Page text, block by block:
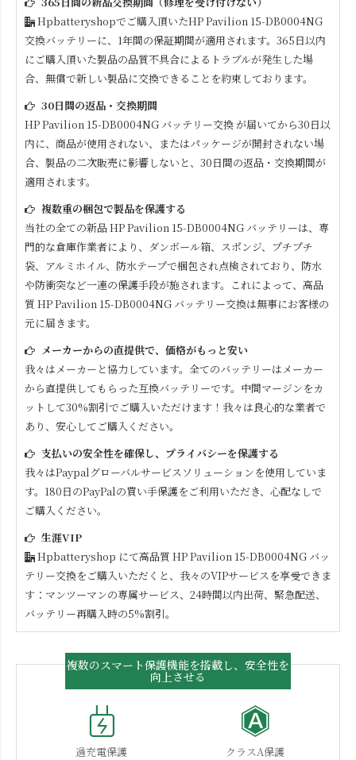
Hpbatteryshopでご購入頂いたHP Pavilion 15-DB0004NG
交換バッテリーに、1年間の保証期間が適用されます。365日以内
にご購入頂いた製品の品質不具合によるトラブルが発生した場
合、無償で新しい製品に交換できることを約束しております。
30日間の返品・交換期間
HP Pavilion 15-DB0004NG バッテリー交換 が届いてから30日以
内に、商品が使用されない、またはパッケージが開封されない場
合、製品の二次販売に影響しないと、30日間の返品・交換期間が
適用されます。
複数重の梱包で製品を保護する
当社の全ての新品HP Pavilion 15-DB0004NG バッテリーは、専
門的な倉庫作業者により、ダンボール箱、スポンジ、プチプチ
袋、アルミホイル、防水テープで梱包され点検されており、防水
や防衝突など一連の保護手段が施されます。これによって、高品
質 HP Pavilion 15-DB0004NG バッテリー交換は無事にお客様の
元に届きます。
メーカーからの直提供で、価格がもっと安い
我々はメーカーと協力しています。全てのバッテリーはメーカー
から直提供してもらった互換バッテリーです。中間マージンをカ
ットして30%割引でご購入いただけます！我々は良心的な業者で
あり、安心してご購入ください。
支払いの安全性を確保し、プライバシーを保護する
我々はPaypalグローバルサービスソリューションを使用していま
す。180日のPayPalの買い手保護をご利用いただき、心配なしで
ご購入ください。
生涯VIP
Hpbatteryshop にて高品質 HP Pavilion 15-DB0004NG バッ
テリー交換をご購入いただくと、我々のVIPサービスを享受できま
す：マンツーマンの専属サービス、24時間以内出荷、緊急配送、
バッテリー再購入時の5%割引。
複数のスマート保護機能を搭載し、安全性を
向上させる
過充電保護 クラスA保護